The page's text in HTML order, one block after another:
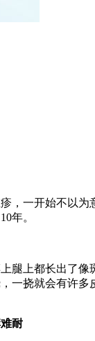
，一开始不以
年。
腿上都长出了
一挠就会有许
耐